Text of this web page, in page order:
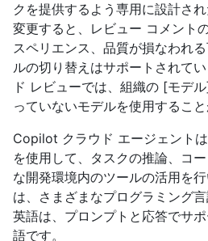
クを提供するよう専用に設計さ
変更すると、レビュー コメント
スペリエンス、品質が損なわれ
ルの切り替えはサポートされて
ド レビューでは、組織の [モデ
っていないモデルを使用すること
Copilot クラウド エージェント
を使用して、タスクの推論、コ
な開発環境内のツールの活用を
は、さまざまなプログラミング言
英語は、プロンプトと応答でサ
語です。